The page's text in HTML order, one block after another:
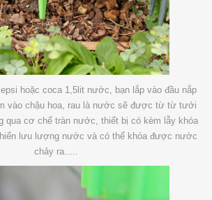
hoặc coca 1,5lit nước, bạn lắp vào đầu nắp
vào chậu hoa, rau là nước sẽ được từ từ tưới
qua cơ chế tràn nước, thiết bị có kèm lẫy khóa
lưu lượng nước và có thể khóa được nước
chảy ra.....